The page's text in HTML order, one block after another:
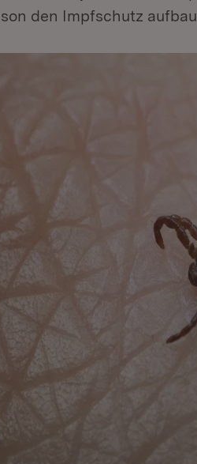
den Impfschutz